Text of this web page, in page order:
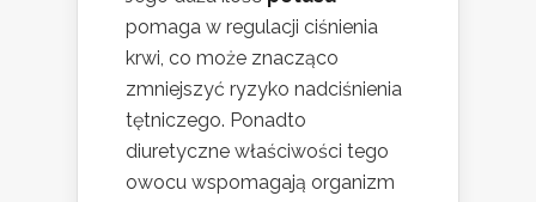
pomaga w regulacji ciśnienia
krwi, co może znacząco
zmniejszyć ryzyko nadciśnienia
tętniczego. Ponadto
diuretyczne właściwości tego
owocu wspomagają organizm